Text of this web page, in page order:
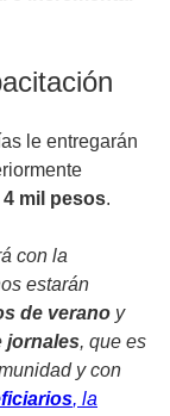
le entregarán
mil pesos.
con la
estarán
de verano y
jornales, que es
y con
, la